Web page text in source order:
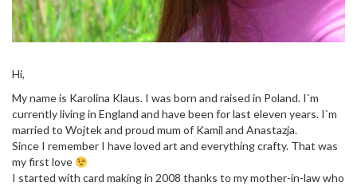
Hi,
My name is Karolina Klaus. I was born and raised in Poland. I`m
currently living in England and have been for last eleven years. I`m
married to Wojtek and proud mum of Kamil and Anastazja.
Since I remember I have loved art and everything crafty. That was
my first love
I started with card making in 2008 thanks to my mother-in-law who